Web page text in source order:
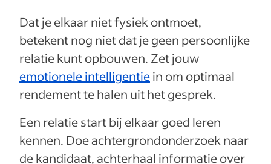
Dat je elkaar niet fysiek ontmoet,
betekent nog niet dat je geen persoonlijke
relatie kunt opbouwen. Zet jouw
emotionele intelligentiein om optimaal
rendement te halen uit het gesprek.
Een relatie start bij elkaar goed leren
kennen. Doe achtergrondonderzoek naar
de kandidaat, achterhaal informatie over